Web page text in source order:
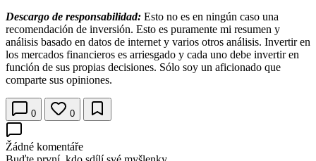
Descargo de responsabilidad: Esto no es en ningún caso una
recomendación de inversión. Esto es puramente mi resumen y
análisis basado en datos de internet y varios otros análisis. Invertir en
los mercados financieros es arriesgado y cada uno debe invertir en
función de sus propias decisiones. Sólo soy un aficionado que
comparte sus opiniones.
0 0
Žádné komentáře